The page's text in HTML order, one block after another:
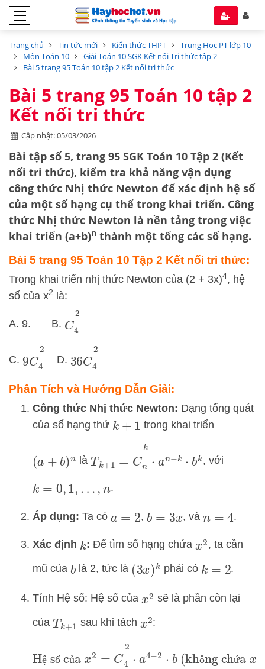
Trang chủ Tin tức mới Kiến thức THPT
Trung Học PT lớp 10
Môn Toán 10
Giải Toán 10 SGK Kết nối Tri thức tập 2
Bài 5 trang 95 Toán 10 tập 2 Kết nối tri thức
Bài 5 trang 95 Toán 10 tập 2
Kết nối tri thức
Cập nhật: 05/03/2026
Bài tập số 5, trang 95 SGK Toán 10 Tập 2 (Kết
nối tri thức), kiểm tra khả năng vận dụng
công thức Nhị thức Newton để xác định hệ số
của một số hạng cụ thể trong khai triển. Công
thức Nhị thức Newton là nền tảng trong việc
khai triển (a+b)n thành một tổng các số hạng.
Bài 5 trang 95 Toán 10 Tập 2 Kết nối tri thức:
Trong khai triển nhị thức Newton của (2 + 3x)4, hệ
số của x2 là:
A. 9. B. C4
C. 9 C4 D. 36 C4
Phân Tích và Hướng Dẫn Giải:
Công thức Nhị thức Newton: Dạng tổng quát
của số hạng thứ k +1 trong khai triển
(a +b )n là
nk k k
, với
k =0 ,1, … , n .
Áp dụng: Ta có a =2 , b =3 x , và n=4 .
Xác định k: Để tìm số hạng chứa x2, ta cần
mũ của b là 2, tức là (3x)k phải có k=2 .
Tính Hệ số: Hệ số của x2 sẽ là phần còn lại
của Tk+1sau khi tách x2:
ệ ố ủ ô ứ
Hệ số củax C4 a − ⋅ (không chứa